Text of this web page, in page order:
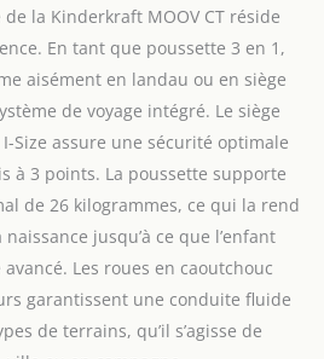
universels * -
vous permettent de fixer
le siège au cadre de la
Le siège a un insert
pour les nourrissons.
auto et de porte-bébé.
ceintures à 3 points,
réglable en 3 positions
soleil. ● Accessoires: la
livrée avec une housse
une chancelière, des
pour le siège, une
maman.
la Kinderkraft MOOV CT réside
En tant que poussette 3 en 1,
aisément en landau ou en siège
de voyage intégré. Le siège
I-Size assure une sécurité optimale
à 3 points. La poussette supporte
de 26 kilogrammes, ce qui la rend
jusqu’à ce que l’enfant
Les roues en caoutchouc
garantissent une conduite fluide
de terrains, qu’il s’agisse de